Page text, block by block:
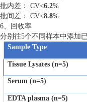
批内差： CV<6.2%
批间差： CV<8.8%
6、回收率
分别往5个不同样本中添加
Sample Type
Tissue Lysates (n=5)
Serum (n=5)
EDTA plasma (n=5)